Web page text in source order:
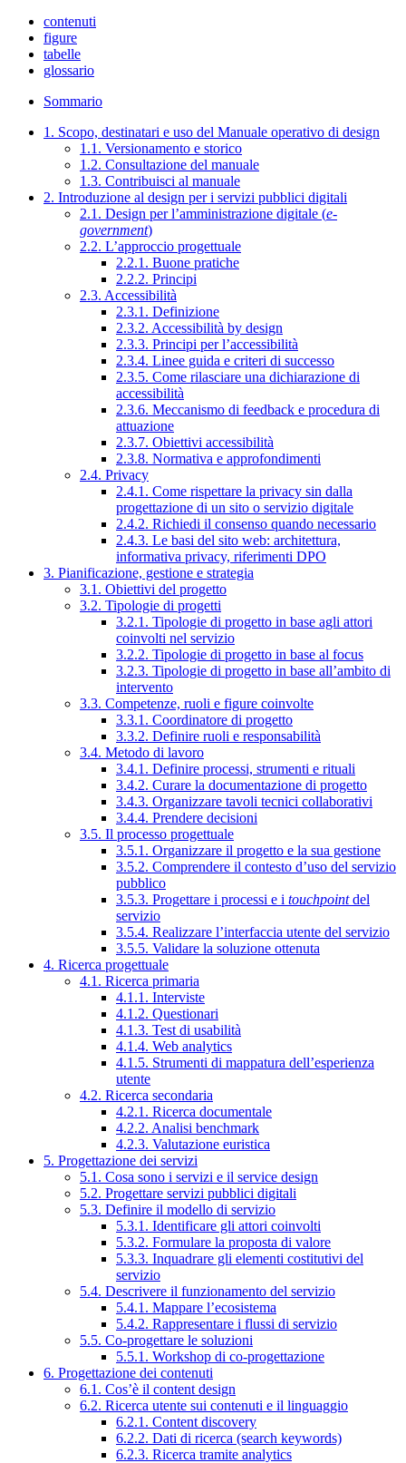
contenuti
figure
tabelle
glossario
Sommario
1. Scopo, destinatari e uso del Manuale operativo di design
1.1. Versionamento e storico
1.2. Consultazione del manuale
1.3. Contribuisci al manuale
2. Introduzione al design per i servizi pubblici digitali
2.1. Design per l’amministrazione digitale (e-
government)
2.2. L’approccio progettuale
2.2.1. Buone pratiche
2.2.2. Principi
2.3. Accessibilità
2.3.1. Definizione
2.3.2. Accessibilità by design
2.3.3. Principi per l’accessibilità
2.3.4. Linee guida e criteri di successo
2.3.5. Come rilasciare una dichiarazione di
accessibilità
2.3.6. Meccanismo di feedback e procedura di
attuazione
2.3.7. Obiettivi accessibilità
2.3.8. Normativa e approfondimenti
2.4. Privacy
2.4.1. Come rispettare la privacy sin dalla
progettazione di un sito o servizio digitale
2.4.2. Richiedi il consenso quando necessario
2.4.3. Le basi del sito web: architettura,
informativa privacy, riferimenti DPO
3. Pianificazione, gestione e strategia
3.1. Obiettivi del progetto
3.2. Tipologie di progetti
3.2.1. Tipologie di progetto in base agli attori
coinvolti nel servizio
3.2.2. Tipologie di progetto in base al focus
3.2.3. Tipologie di progetto in base all’ambito di
intervento
3.3. Competenze, ruoli e figure coinvolte
3.3.1. Coordinatore di progetto
3.3.2. Definire ruoli e responsabilità
3.4. Metodo di lavoro
3.4.1. Definire processi, strumenti e rituali
3.4.2. Curare la documentazione di progetto
3.4.3. Organizzare tavoli tecnici collaborativi
3.4.4. Prendere decisioni
3.5. Il processo progettuale
3.5.1. Organizzare il progetto e la sua gestione
3.5.2. Comprendere il contesto d’uso del servizio
pubblico
3.5.3. Progettare i processi e i touchpointdel
servizio
3.5.4. Realizzare l’interfaccia utente del servizio
3.5.5. Validare la soluzione ottenuta
4. Ricerca progettuale
4.1. Ricerca primaria
4.1.1. Interviste
4.1.2. Questionari
4.1.3. Test di usabilità
4.1.4. Web analytics
4.1.5. Strumenti di mappatura dell’esperienza
utente
4.2. Ricerca secondaria
4.2.1. Ricerca documentale
4.2.2. Analisi benchmark
4.2.3. Valutazione euristica
5. Progettazione dei servizi
5.1. Cosa sono i servizi e il service design
5.2. Progettare servizi pubblici digitali
5.3. Definire il modello di servizio
5.3.1. Identificare gli attori coinvolti
5.3.2. Formulare la proposta di valore
5.3.3. Inquadrare gli elementi costitutivi del
servizio
5.4. Descrivere il funzionamento del servizio
5.4.1. Mappare l’ecosistema
5.4.2. Rappresentare i flussi di servizio
5.5. Co-progettare le soluzioni
5.5.1. Workshop di co-progettazione
6. Progettazione dei contenuti
6.1. Cos’è il content design
6.2. Ricerca utente sui contenuti e il linguaggio
6.2.1. Content discovery
6.2.2. Dati di ricerca (search keywords)
6.2.3. Ricerca tramite analytics